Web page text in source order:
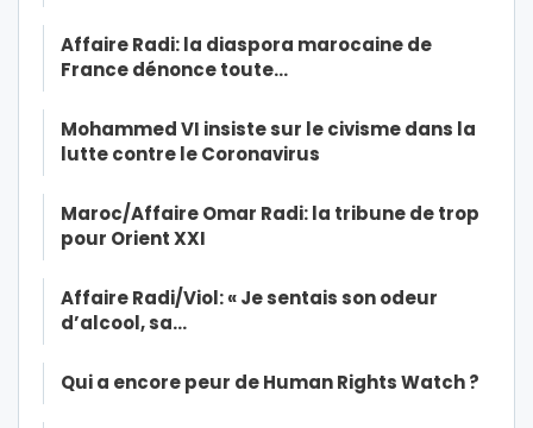
Affaire Radi: la diaspora marocaine de
France dénonce toute…
Mohammed VI insiste sur le civisme dans la
lutte contre le Coronavirus
Maroc/Affaire Omar Radi: la tribune de trop
pour Orient XXI
Affaire Radi/Viol: « Je sentais son odeur
d’alcool, sa…
Qui a encore peur de Human Rights Watch ?